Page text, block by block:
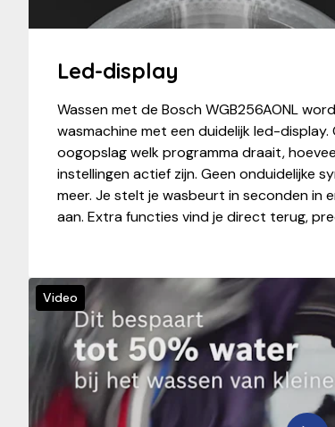
Led-display
Wassen met de Bosch WGB256AONL
wasmachine met een duidelijk led-display.
oogopslag welk programma draait,
instellingen actief zijn. Geen onduidelijke
meer. Je stelt je wasbeurt in seconden in
aan. Extra functies vind je direct terug,
Video